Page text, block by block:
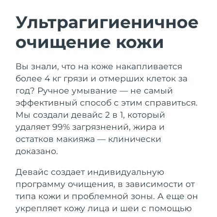
Ультрагигиеничное
очищение кожи
Вы знали, что на коже накапливается
более 4 кг грязи и отмерших клеток за
год? Ручное умывание — не самый
эффективный способ с этим справиться.
Мы создали девайс 2 в 1, который
удаляет 99% загрязнений, жира и
остатков макияжа — клинически
доказано.
Девайс создает индивидуальную
программу очищения, в зависимости от
типа кожи и проблемной зоны. А еще он
укрепляет кожу лица и шеи с помощью
LUNA™ 4 набор
Anti-aging massage
LUNA™ 4 Plus
Massage, LED heating
LUNA™ 4 Men
For men, anti-aging massage
BEAR™ 2 набор
Microcurrent toning
BEAR™ 2 go
Microcurrent toning on-the-go
BEAR™ 2 eyes & lips
Microcurrent line smoothing device
Увлажнение
UFO™ 3 набор
UFO™ 3 LED
Near-infrared and red light therapy
device
Забота о полости рта
issa™ 4
issa™ 4 plus
Smart hybrid silicone sonic toothbrush
FAQ™ АНТИВОЗРАСТНОЙ УХОД
Омоложение LED-процедуры
Австралия
Ожидаемая дата доставки
Австрия
Ожидаемая дата доставки
8/12/26
Бахрейн
8/13/26
Бельгия
Ожидаемая дата доставки
Босния и
Герцеговина
Ожидаемая дата доставки
8/15/26